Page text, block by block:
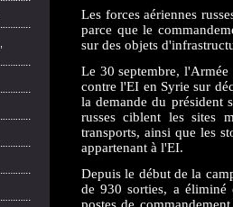
Les forces aériennes
parce que le
sur des objets
Le 30 septembre,
contre l'EI en Syrie sur
la demande du président
russes ciblent les sites
transports, ainsi que les
appartenant à l'EI.
Depuis le début de la
de 930 sorties, a éliminé